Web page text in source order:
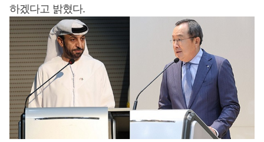
하겠다고 밝혔다.